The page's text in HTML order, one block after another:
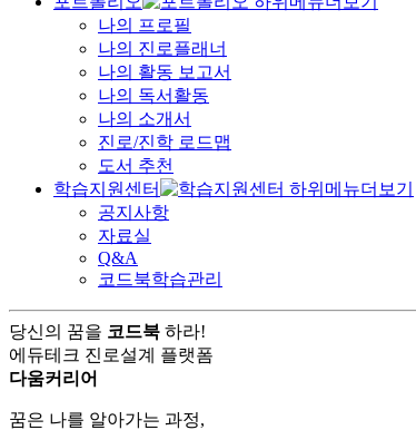
나의 프로필
나의 진로플래너
나의 활동 보고서
나의 독서활동
나의 소개서
진로/진학 로드맵
도서 추천
학습지원센터
공지사항
자료실
Q&A
코드북학습관리
당신의 꿈을 코드북 하라!
에듀테크 진로설계 플랫폼
다움커리어
꿈은 나를 알아가는 과정,